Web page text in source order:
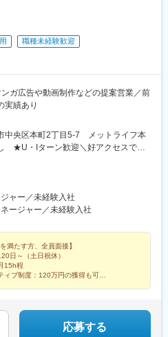
職種未経験歓迎
ンガ広告や動画制作などの提案営業／前
実績あり
中央区本町2丁目5-7 メットライフ本
★U・Iターン歓迎＼好アクセスで通
御堂筋線「本町駅」より徒歩5分各線
ャー／未経験入社
ージャー／未経験入社
満たす方、全員面接】
日～（土日祝休）
15h程
ィブ制度：120万円の獲得も可
く分かっています◎
応募する